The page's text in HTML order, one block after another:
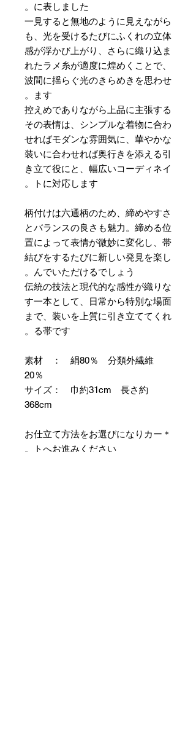
に表しました。
一見すると無地のように見えながら
も、光を受けるたびにふくれの立体
感が浮かび上がり、さらに織り込ま
れたラメ糸が適度に煌めくことで、
波間に揺らぐ光のきらめきを思わせ
ます。
控えめでありながら上品に主張する
その表情は、シンプルな着物に合わ
せればモダンな雰囲気に、華やかな
装いに合わせれば奥行きを添える引
き立て役にと、幅広いコーディネイ
トに対応します。
柄付けは六通柄のため、締めやすさ
とバランスの良さも魅力。締める位
置によって表情が微妙に変化し、帯
結びをするたびに新しい発見を楽し
んでいただけるでしょう。
伝統の技法と現代的な感性が織りな
す一本として、日常から特別な場面
まで、装いを上質に引き立ててくれ
る帯です。
素材 ： 絹80％ 分類外繊維
20％
サイズ： 巾約31cm 長さ約
368cm
＊お仕立て方法をお選びになりカー
トへお進みください。